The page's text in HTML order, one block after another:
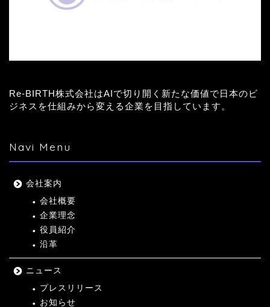
Re-BIRTH株式会社はAIで切り開く新たな価値で日本のビ
ジネスを仕組みから変える企業を目指しています。
Navi Menu
会社案内
会社概要
企業理念
役員紹介
沿革
ニュース
プレスリリース
お知らせ